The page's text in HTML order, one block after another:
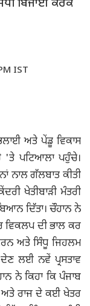
ਬਿਜਾਈ ਕਰਕੇ
IST
ਅਤੇ ਪੇਂਡੂ ਵਿਕਾਸ
'ਤੇ ਪਟਿਆਲਾ ਪਹੁੰਚੇ।
ਨਾਲ ਗੱਲਬਾਤ ਕੀਤੀ
ਖੇਤੀਬਾੜੀ ਮੰਤਰੀ
ਦਿੱਤਾ। ਚੌਹਾਨ ਨੇ
ਵਿਕਲਪ ਦੀ ਭਾਲ ਕਰ
ਅਤੇ ਸਿੰਧੂ ਜਿਹਲਮ
ਲਈ ਨਵੇਂ ਪ੍ਰਸਤਾਵ
ਨੇ ਕਿਹਾ ਕਿ ਪੰਜਾਬ
ਅਤੇ ਰਾਜ ਦੇ ਕਈ ਖੇਤਰ